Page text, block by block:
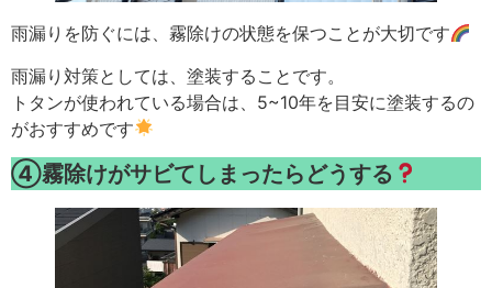
雨漏りを防ぐには、霧除けの状態を保つことが大切です
雨漏り対策としては、塗装することです。
トタンが使われている場合は、5~10年を目安に塗装するの
がおすすめです
④霧除けがサビてしまったらどうする